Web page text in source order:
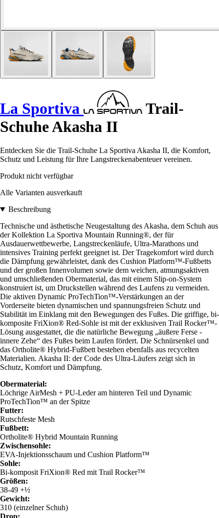
La Sportiva
Trail-
Schuhe Akasha II
Entdecken Sie die Trail-Schuhe La Sportiva Akasha II, die Komfort,
Schutz und Leistung für Ihre Langstreckenabenteuer vereinen.
Produkt nicht verfügbar
Alle Varianten ausverkauft
Beschreibung
Technische und ästhetische Neugestaltung des Akasha, dem Schuh aus
der Kollektion La Sportiva Mountain Running®, der für
Ausdauerwettbewerbe, Langstreckenläufe, Ultra-Marathons und
intensives Training perfekt geeignet ist. Der Tragekomfort wird durch
die Dämpfung gewährleistet, dank des Cushion Platform™-Fußbetts
und der großen Innenvolumen sowie dem weichen, atmungsaktiven
und umschließenden Obermaterial, das mit einem Slip-on-System
konstruiert ist, um Druckstellen während des Laufens zu vermeiden.
Die aktiven Dynamic ProTechTion™-Verstärkungen an der
Vorderseite bieten dynamischen und spannungsfreien Schutz und
Stabilität im Einklang mit den Bewegungen des Fußes. Die griffige, bi-
komposite FriXion® Red-Sohle ist mit der exklusiven Trail Rocker™-
Lösung ausgestattet, die die natürliche Bewegung „äußere Ferse -
innere Zehe“ des Fußes beim Laufen fördert. Die Schnürsenkel und
das Ortholite® Hybrid-Fußbett bestehen ebenfalls aus recycelten
Materialien. Akasha II: der Code des Ultra-Läufers zeigt sich in
Schutz, Komfort und Dämpfung.
Obermaterial:
Löchrige AirMesh + PU-Leder am hinteren Teil und Dynamic
ProTechTion™ an der Spitze
Futter:
Rutschfeste Mesh
Fußbett:
Ortholite® Hybrid Mountain Running
Zwischensohle:
EVA-Injektionsschaum und Cushion Platform™
Sohle:
Bi-komposit FriXion® Red mit Trail Rocker™
Größen:
38-49 +½
Gewicht:
310 (einzelner Schuh)